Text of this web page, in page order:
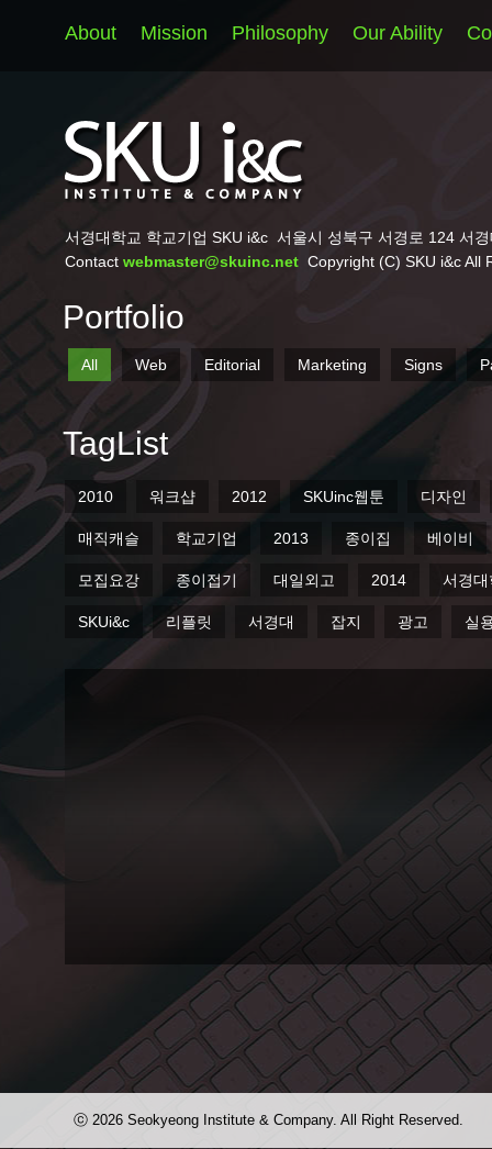
About Mission Philosophy Our Ability
서경대학교 학교기업 SKU i&c 서울시 성북구 서경로 124 서
Contact webmaster@skuinc.net Copyright (C) SKU i&c All
Portfolio
All Web Editorial Marketing Signs
TagList
2010 워크샵 2012 SKUinc웹툰 디자인
매직캐슬 학교기업 2013 종이집 베이비
모집요강 종이접기 대일외고 2014 서경대
SKUi&c 리플릿 서경대 잡지 광고 실
4월 19일, 서경대학교 미디어스퀘어 홈페이지를 오픈했습니다. XD 이번에
는 서경대학교 연극영화학부 영화영상전공 학생들이 만드는 여러가지 영상
ⓒ 2026 Seokyeong Institute & Company. All Right Reserved.